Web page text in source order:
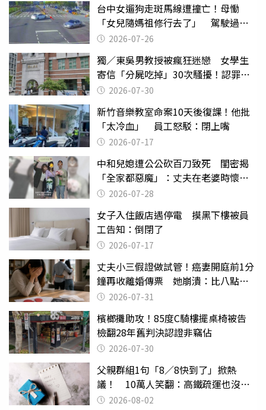
台中女遛狗走斑馬線遭撞亡！母慟
「女兒隨媽祖修行去了」 駕駛過失
致死判9月
2026-07-26
獨／東吳男教授被瘋狂迷戀 女學生
寄信「分屍吃掉」30次騷擾！認罪免
關 2026-07-30
新竹音樂教室命案10天後復課！他批
「太冷血」 員工怒駁：閉上嘴
2026-07-17
中和兒媳遭公公砍百刀致死 閨密揭
「全家都惡魔」：丈夫在老婆時懷孕
摔東西
2026-07-28
女子入住飯店遇停電 摸黑下樓被員
工告知：倒閉了
2026-07-17
丈夫小三假證做試管！癌妻開庭前1分
鐘再收離婚傳票 她崩潰：比八點檔
還扯2026-07-31
檳榔攤助攻！85度C騎樓擺桌椅被告
檢翻28年舊判決認證非竊佔
2026-07-30
父親群組1句「8／8快到了」掀熱
議！ 10萬人笑翻：高鐵疏運也沒列
父親節
2026-08-02